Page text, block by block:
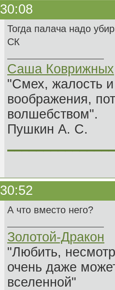
Тогда палача надо
СК
Саша Коврижных
"Смех, жалость
воображения,
волшебством".
Пушкин А. С.
А что вместо него?
Золотой-Дракон
"Любить,
очень даже
вселенной"